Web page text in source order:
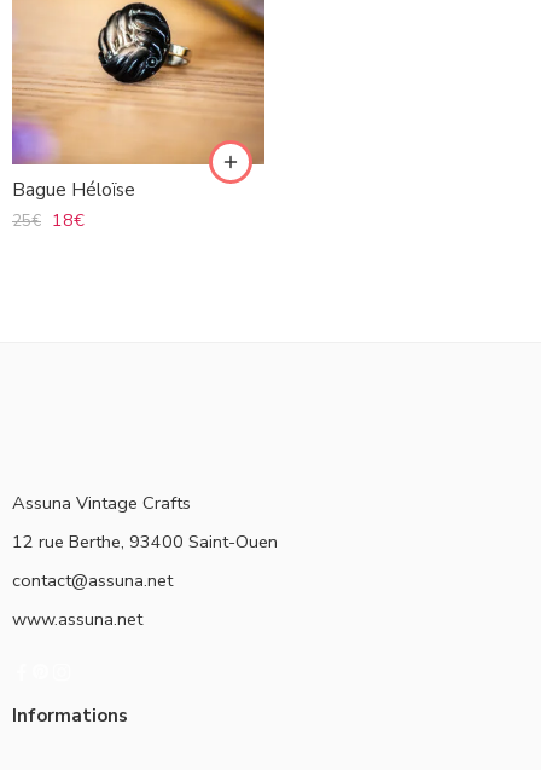
Bague Héloïse
25€ 18€
Assuna Vintage Crafts
12 rue Berthe, 93400 Saint-Ouen
contact@assuna.net
www.assuna.net
Informations